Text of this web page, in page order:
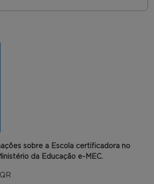
sobre a Escola certificadora no
da Educação e-MEC.